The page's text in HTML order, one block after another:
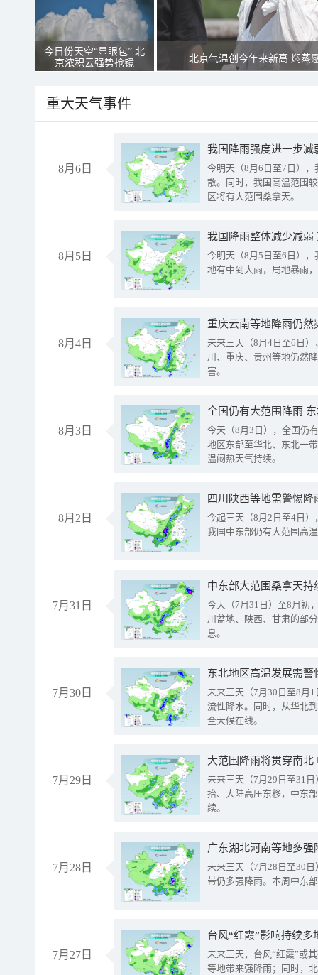
今日份天空“显眼包” 北
京浓积云强势抢镜
北京气温创今年来新高 焖蒸
重大天气事件
8月6日
今明天（8月6日至7日）
散。同时，我国高温范围
区将有大范围桑拿天。
8月5日
我国降雨整体减少减弱
今明天（8月5日至6日）
地有中到大雨，局地暴雨
8月4日
重庆云南等地降雨仍然
未来三天（8月4日至6日
川、重庆、贵州等地仍然
害。
8月3日
全国仍有大范围降雨
今天（8月3日），全国仍
地区东部至华北、东北一
温闷热天气持续。
8月2日
今起三天（8月2日至4日
我国中东部仍有大范围高
7月31日
中东部大范围桑拿天
今天（7月31日）至8月初
川盆地、陕西、甘肃的部
息。
7月30日
东北地区高温发展需
未来三天（7月30日至8月
流性降水。同时，从华北
全天候在线。
7月29日
大范围降雨将贯穿南
未来三天（7月29日至31
抬、大陆高压东移，中东
续。
7月28日
广东湖北河南等地多
未来三天（7月28日至30
带仍多强降雨。本周中东
7月27日
台风“红霞”影响持续
未来三天，台风“红霞”或
等地带来强降雨；同时，